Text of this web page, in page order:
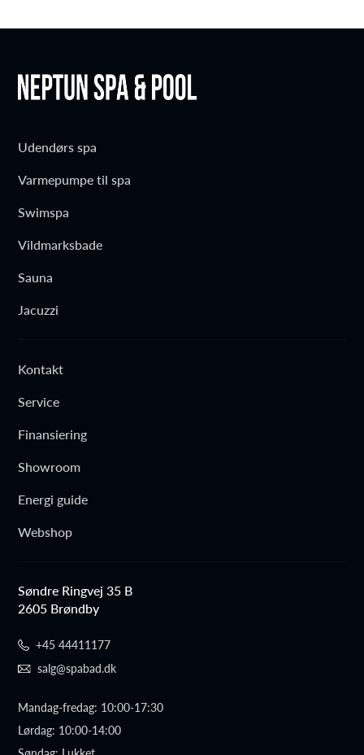
Udendørs spa
Varmepumpe til spa
Swimspa
Vildmarksbade
Sauna
Jacuzzi
Kontakt
Service
Finansiering
Showroom
Energi guide
Webshop
Søndre Ringvej 35 B
2605 Brøndby
+45 44411177
salg@spabad.dk
Mandag-fredag: 10:00-17:30
Lørdag: 10:00-14:00